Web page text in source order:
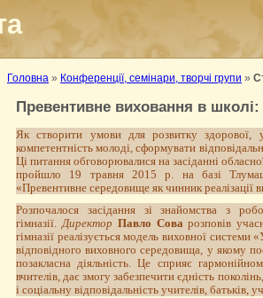
Головна » Конференції, семінари, творчі групи »
Превентивне виховання в
Як створити умови для розвитку здорової,
компетентність молоді, сформувати
Ці питання обговорювалися на засіданні
пройшло 19 травня 2015 р. на базі
«Превентивне середовище як чинник реалізації
Розпочалося засідання зі знайомства з
гімназії.Директор Павло Сова розповів
гімназії реалізується модель виховної
відповідного виховного середовища, у якому
позакласна діяльність. Це сприяє
вчителів, дає змогу забезпечити єдність
і соціальну відповідальність учителів, батьків,